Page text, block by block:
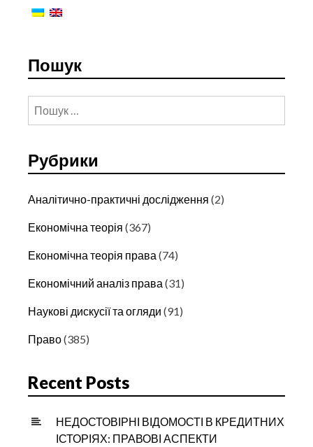
Пошук
Пошук:
Рубрики
Аналітично-практичні дослідження (2)
Економічна теорія (367)
Економічна теорія права (74)
Економічний аналіз права (31)
Наукові дискусії та огляди (91)
Право(385)
Recent Posts
НЕДОСТОВІРНІ ВІДОМОСТІ В КРЕДИТНИХ
ІСТОРІЯХ: ПРАВОВІ АСПЕКТИ